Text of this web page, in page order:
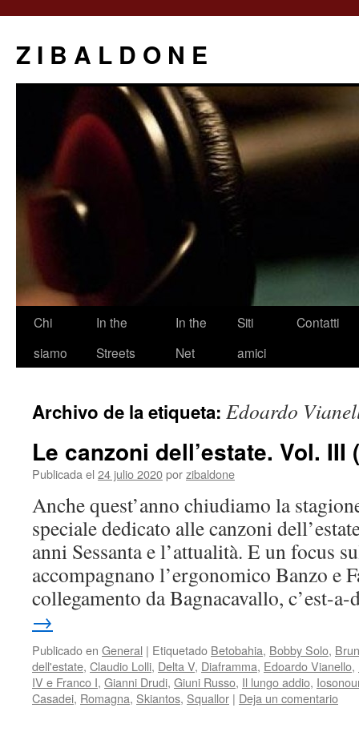
Z I B A L D O N E
Saltar
Chi
siamo
In the
Streets
In the
Net
Siti
amici
Contatti
Archivo de la etiqueta: Edoardo
Le canzoni dell’estate. Vol. III
Publicada el 24 julio 2020porzibaldone
Anche quest’anno chiudiamo la
speciale dedicato alle canzoni
anni Sessanta e l’attualità. E un focus
accompagnano l’ergonomico Banzo e
collegamento da Bagnacavallo, c’est-
→
Publicado en General | Etiquetado Betobahia, Bobby Solo,
dell'estate, Claudio Lolli, Delta V, Diaframma, Edoardo Vianello,
IV e Franco I, Gianni Drudi, Giuni Russo, Il lungo addio,
Casadei, Romagna, Skiantos, Squallor | Deja un comentario